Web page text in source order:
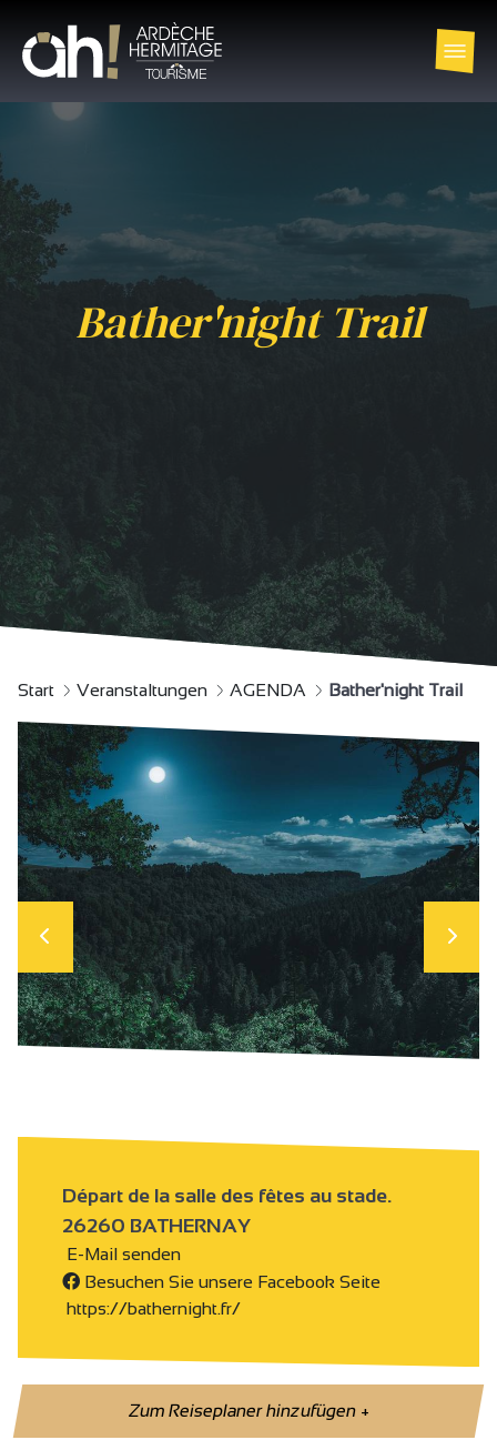
Bather'night Trail
Start Veranstaltungen AGENDA Bather'night Trail
Départ de la salle des fêtes au stade.
26260 BATHERNAY
E-Mail senden
Besuchen Sie unsere Facebook Seite
https://bathernight.fr/
Zum Reiseplaner hinzufügen+